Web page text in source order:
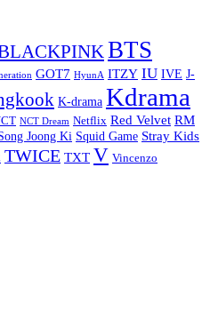
BTS
GOT7 HyunA ITZY IU IVE J-
K-drama Kdrama
NCT Dream Netflix Red Velvet RM
Joong Ki Squid Game Stray Kids
TWICE TXT V Vincenzo